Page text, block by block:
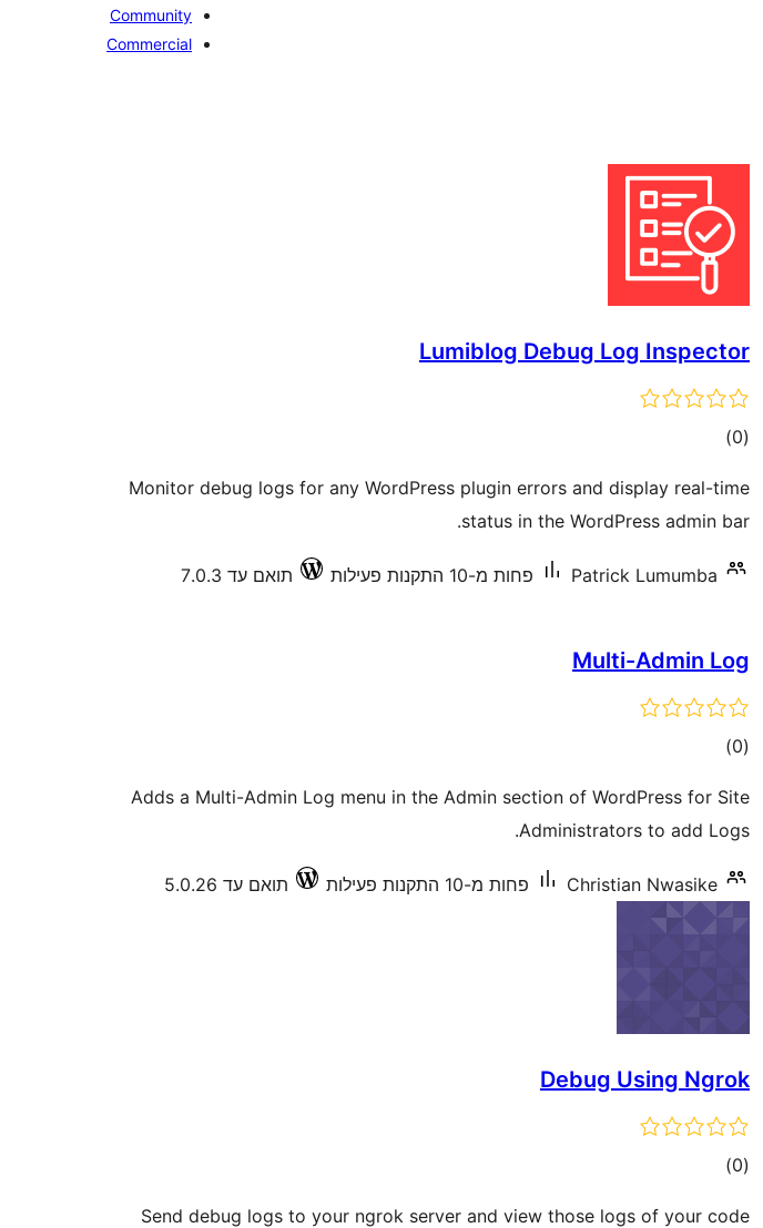
Community
Commercial
Lumiblog Debug Log Inspector
(0 דרוגים)
Monitor debug logs for any WordPress plugin errors and display real-time
status in the WordPress admin bar.
Patrick Lumumba פחות מ-10 התקנות פעילות תואם עד 7.0.3
Multi-Admin Log
(0 דרוגים)
Adds a Multi-Admin Log menu in the Admin section of WordPress for Site
Administrators to add Logs.
Christian Nwasike פחות מ-10 התקנות פעילות תואם עד 5.0.26
Debug Using Ngrok
(0 דרוגים)
Send debug logs to your ngrok server and view those logs of your code